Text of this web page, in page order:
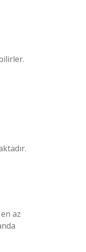
az